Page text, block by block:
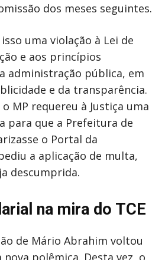
dos meses seguintes.
uma violação à Lei de
e aos princípios
administração pública, em
e da transparência.
MP requereu à Justiça uma
para que a Prefeitura de
o Portal da
a aplicação de multa,
descumprida.
na mira do TCE
de Mário Abrahim voltou
polêmica. Desta vez, o